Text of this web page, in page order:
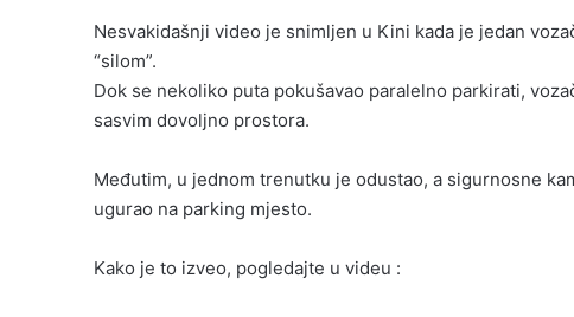
Nesvakidašnji video je snimljen u Kini kada je jedan
“silom”.
Dok se nekoliko puta pokušavao paralelno parkirati,
sasvim dovoljno prostora.
Međutim, u jednom trenutku je odustao, a sigurnosne
ugurao na parking mjesto.
Kako je to izveo, pogledajte u videu :